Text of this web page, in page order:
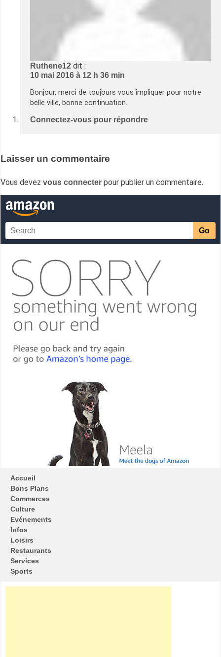
Ruthene12 dit :
10 mai 2016 à 12 h 36 min
Bonjour, merci de toujours vous impliquer pour notre
belle ville, bonne continuation.
Connectez-vous pour répondre
Laisser un commentaire
Vous devez vous connecter pour publier un commentaire.
Accueil
Bons Plans
Commerces
Culture
Evénements
Infos
Loisirs
Restaurants
Services
Sports